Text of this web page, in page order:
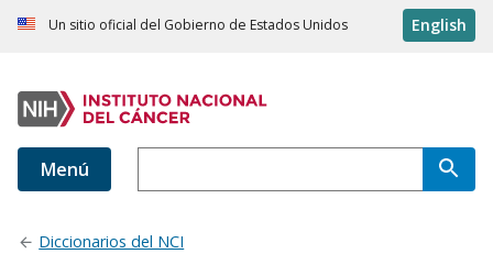
Un sitio oficial del Gobierno de Estados Unidos English
Menú
Diccionarios del NCI